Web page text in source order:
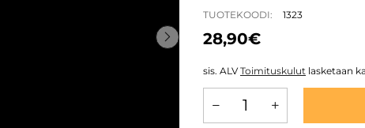
TUOTEKOODI: 1323
28,90€
sis. ALVToimituskulut lasketaan